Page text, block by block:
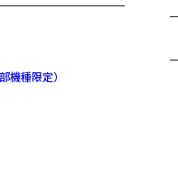
機種限定）